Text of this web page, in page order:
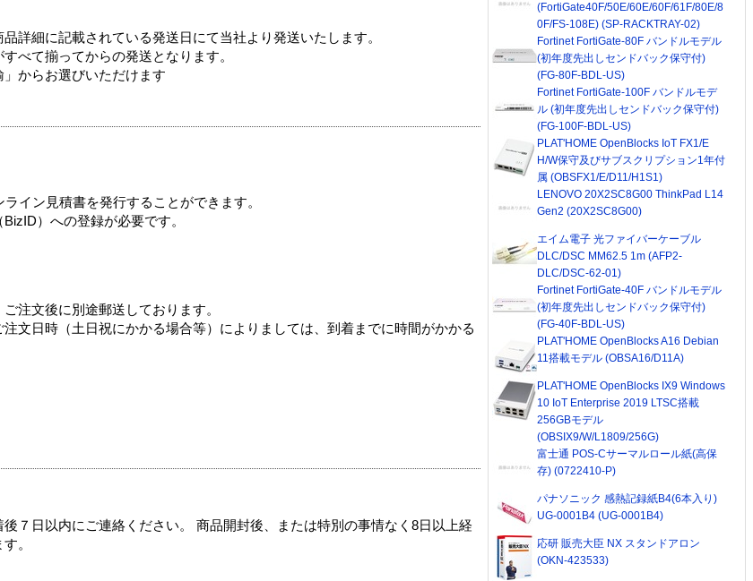
詳細に記載されている発送日にて当社より発送いたします。
べて揃ってからの発送となります。
からお選びいただけます
イン見積書を発行することができます。
）への登録が必要です。
注文後に別途郵送しております。
文日時（土日祝にかかる場合等）によりましては、到着までに時間がかかる
７日以内にご連絡ください。 商品開封後、または特別の事情なく8日以上経
。
(FortiGate40F/50E/60E/60F/61F/80E/8
0F/FS-108E) (SP-RACKTRAY-02)
Fortinet FortiGate-80F バンドルモデル
(初年度先出しセンドバック保守付)
(FG-80F-BDL-US)
Fortinet FortiGate-100F バンドルモデ
ル (初年度先出しセンドバック保守付)
(FG-100F-BDL-US)
PLAT'HOME OpenBlocks IoT FX1/E
H/W保守及びサブスクリプション1年付
属 (OBSFX1/E/D11/H1S1)
LENOVO 20X2SC8G00 ThinkPad L14
Gen2 (20X2SC8G00)
エイム電子 光ファイバーケーブル
DLC/DSC MM62.5 1m (AFP2-
DLC/DSC-62-01)
Fortinet FortiGate-40F バンドルモデル
(初年度先出しセンドバック保守付)
(FG-40F-BDL-US)
PLAT'HOME OpenBlocks A16 Debian
11搭載モデル (OBSA16/D11A)
PLAT'HOME OpenBlocks IX9 Windows
10 IoT Enterprise 2019 LTSC搭載
256GBモデル
(OBSIX9/W/L1809/256G)
富士通 POS-Cサーマルロール紙(高保
存) (0722410-P)
パナソニック 感熱記録紙B4(6本入り)
UG-0001B4 (UG-0001B4)
応研 販売大臣 NX スタンドアロン
(OKN-423533)